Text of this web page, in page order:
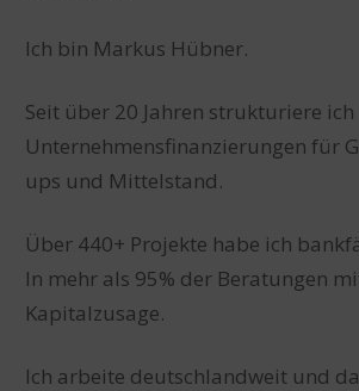
Ich bin Markus Hübner.
Seit über 20 Jahren strukturiere ich
Unternehmensfinanzierungen für
ups und Mittelstand.
Über 440+ Projekte habe ich
In mehr als 95% der Beratungen
Kapitalzusage.
Ich arbeite deutschlandweit und